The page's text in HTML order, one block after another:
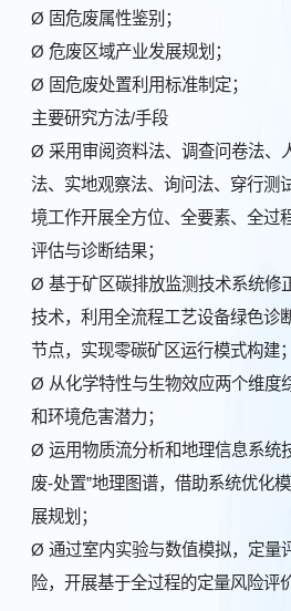
Ø 固危废属性鉴别；
Ø 危废区域产业发展规划；
Ø 固危废处置利用标准制定；
主要研究方法/手段
Ø 采用审阅资料法、调查问卷法、
法、实地观察法、询问法、穿行测
境工作开展全方位、全要素、全过
评估与诊断结果；
Ø 基于矿区碳排放监测技术系统修
技术，利用全流程工艺设备绿色诊
节点，实现零碳矿区运行模式构建；
Ø 从化学特性与生物效应两个维度
和环境危害潜力；
Ø 运用物质流分析和地理信息系统
废-处置”地理图谱，借助系统优化
展规划；
Ø通过室内实验与数值模拟，定量
险，开展基于全过程的定量风险评